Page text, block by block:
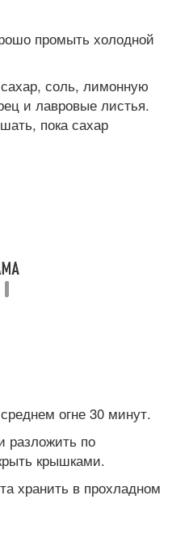
промыть холодной
соль, лимонную
и лавровые листья.
пока сахар
огне 30 минут.
разложить по
крышками.
хранить в прохладном